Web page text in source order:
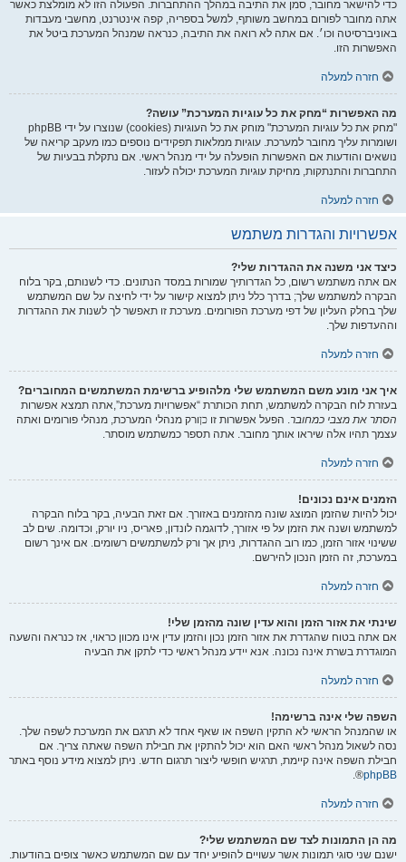
כדי להישאר מחובר, סמן את התיבה במהלך ההתחברות. הפעולה הזו לא מומלצת כאשר
אתה מחובר לפורום במחשב משותף, למשל בספריה, קפה אינטרנט, מחשבי מעבדות
באוניברסיטה וכו׳. אם אתה לא רואה את התיבה, כנראה שמנהל המערכת ביטל את
האפשרות הזו.
חזרה למעלה
מה האפשרות “מחק את כל עוגיות המערכת” עושה?
"מחק את כל עוגיות המערכת" מוחק את כל העוגיות (cookies) שנוצרו על ידי phpBB
ושומרות עליך מחובר למערכת. עוגיות ממלאות תפקידים נוספים כמו מעקב קריאה של
נושאים והודעות אם האפשרות הופעלה על ידי מנהל ראשי. אם נתקלת בבעיות של
התחברות והתנתקות, מחיקת עוגיות המערכת יכולה לעזור.
חזרה למעלה
אפשרויות והגדרות משתמש
כיצד אני משנה את ההגדרות שלי?
אם אתה משתמש רשום, כל הגדרותיך שמורות במסד הנתונים. כדי לשנותם, בקר בלוח
הבקרה למשתמש שלך; בדרך כלל ניתן למצוא קישור על ידי לחיצה על שם המשתמש
שלך בחלק העליון של דפי מערכת הפורומים. מערכת זו תאפשר לך לשנות את ההגדרות
וההעדפות שלך.
חזרה למעלה
איך אני מונע משם המשתמש שלי מלהופיע ברשימת המשתמשים המחוברים?
בעזרת לוח הבקרה למשתמש, תחת הכותרת “אפשרויות מערכת”,אתה תמצא אפשרות
הסתר את מצבי כמחובר. הפעל אפשרות זו כןורק מנהלי המערכת, מנהלי פורומים ואתה
עצמך תהיו אלה שיראו אותך מחובר. אתה תספר כמשתמש מוסתר.
חזרה למעלה
הזמנים אינם נכונים!
יכול להיות שהזמן המוצג שונה מהזמנים באזורך. אם זאת הבעיה, בקר בלוח הבקרה
למשתמש ושנה את הזמן על פי אזורך, לדוגמה לונדון, פאריס, ניו יורק, וכדומה. שים לב
ששינוי אזור הזמן, כמו רוב ההגדרות, ניתן אך ורק למשתמשים רשומים. אם אינך רשום
במערכת, זה הזמן הנכון להירשם.
חזרה למעלה
שינתי את אזור הזמן והוא עדין שונה מהזמן שלי!
אם אתה בטוח שהגדרת את אזור הזמן נכון והזמן עדין אינו מכוון כראוי, אז כנראה והשעה
המוגדרת בשרת אינה נכונה. אנא יידע מנהל ראשי כדי לתקן את הבעיה
חזרה למעלה
השפה שלי אינה ברשימה!
או שהמנהל הראשי לא התקין השפה או שאף אחד לא תרגם את המערכת לשפה שלך.
נסה לשאול מנהל ראשי האם הוא יכול להתקין את חבילת השפה שאתה צריך. אם
חבילת השפה אינה קיימת, תרגיש חופשי ליצור תרגום חדש. ניתן למצוא מידע נוסף באתר
phpBB
®.
חזרה למעלה
מה הן התמונות לצד שם המשתמש שלי?
ישנם שני סוגי תמונות אשר עשויים להופיע יחד עם שם המשתמש כאשר צופים בהודעות.